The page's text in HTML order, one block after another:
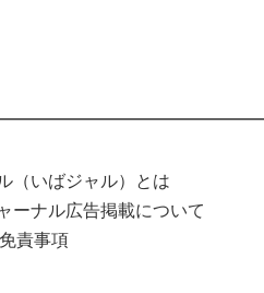
（いばジャル）とは
ーナル広告掲載について
責事項